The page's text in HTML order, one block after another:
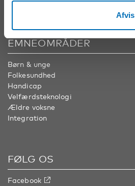
Afvis
info@nordicwelfare.org
EMNEOMRÅDER
Børn & unge
Folkesundhed
Handicap
Velfærdsteknologi
Ældre voksne
Integration
FØLG OS
Facebook